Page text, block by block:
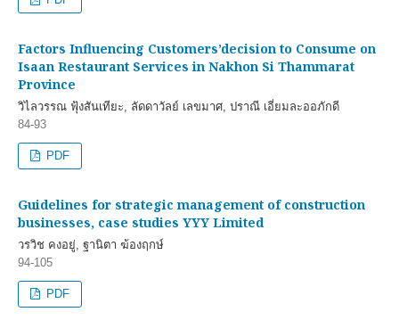
Factors Influencing Customers’decision to Consume on
Isaan Restaurant Services in Nakhon Si Thammarat
Province
วิไลวรรณ ฟุ้งสันเทียะ, ลัดดาวัลย์ เลขมาศ, ปราณี เอี่ยมละออภักดี
84-93
PDF
Guidelines for strategic management of construction
businesses, case studies YYY Limited
วรวิช คงอยู่, ฐานิตา ฆ้องฤกษ์
94-105
PDF